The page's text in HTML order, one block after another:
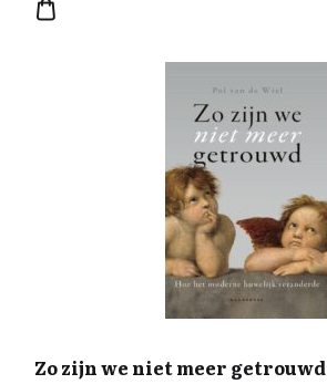
Zo zijn we niet meer getrouwd